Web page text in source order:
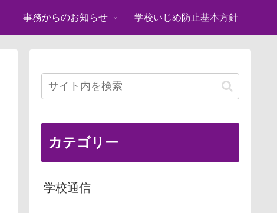
事務からのお知らせ 学校いじめ防止基本方針
カテゴリー
学校通信